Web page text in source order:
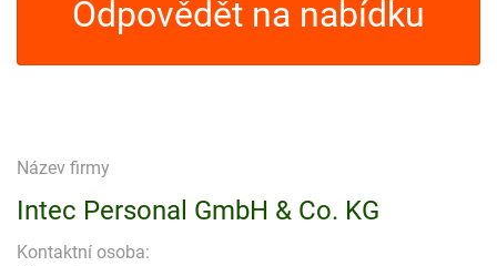
Odpovědět na nabídku
Název firmy
Intec Personal GmbH & Co. KG
Kontaktní osoba: